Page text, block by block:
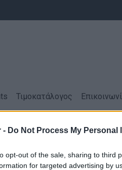
- Do Not Process My Personal
opt-out of the sale, sharing to third
for targeted advertising by
Τιμοκατάλογος
Εργασίας